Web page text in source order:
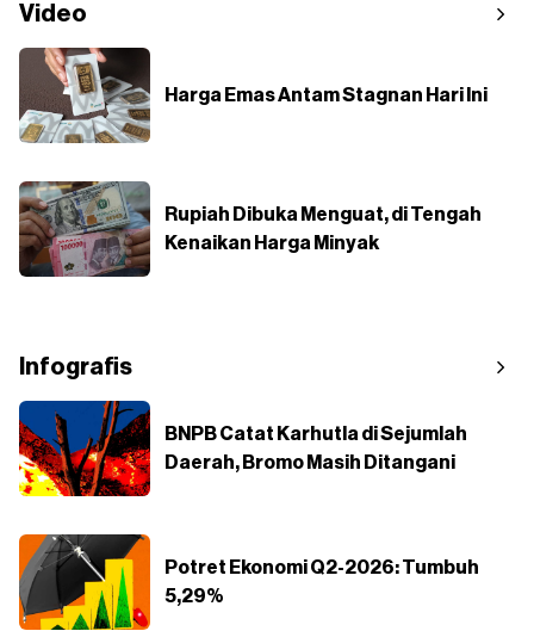
Video
Harga Emas Antam Stagnan Hari Ini
Rupiah Dibuka Menguat, di Tengah
Kenaikan Harga Minyak
Infografis
BNPB Catat Karhutla di Sejumlah
Daerah, Bromo Masih Ditangani
Potret Ekonomi Q2-2026: Tumbuh
5,29%